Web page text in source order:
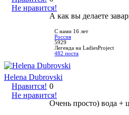
Не нравится!
А как вы делаете
С нами 16 лет
Россия
5929
Легенда на LadiesProject
482 поста
Helena Dubrovski
Нравится!
Не нравится!
0
Очень просто) вода +